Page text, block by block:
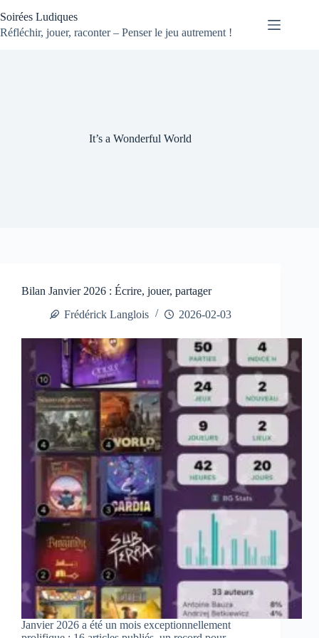
au
contenu
Soirées Ludiques
Réfléchir, jouer, raconter – Penser le jeu autrement !
It’s a Wonderful World
Bilan Janvier 2026 : Écrire, jouer, partager
Frédérick Langlois
2026-02-03
Janvier 2026 a été un mois exceptionnellement